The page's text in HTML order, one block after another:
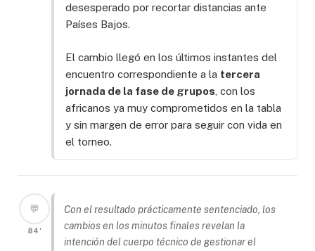
desesperado por recortar distancias ante
Países Bajos.
El cambio llegó en los últimos instantes del
encuentro correspondiente a la tercera
jornada de la fase de grupos , con los
africanos ya muy comprometidos en la tabla
y sin margen de error para seguir con vida en
el torneo.
💬
84'
Con el resultado prácticamente sentenciado, los
cambios en los minutos finales revelan la
intención del cuerpo técnico de gestionar el